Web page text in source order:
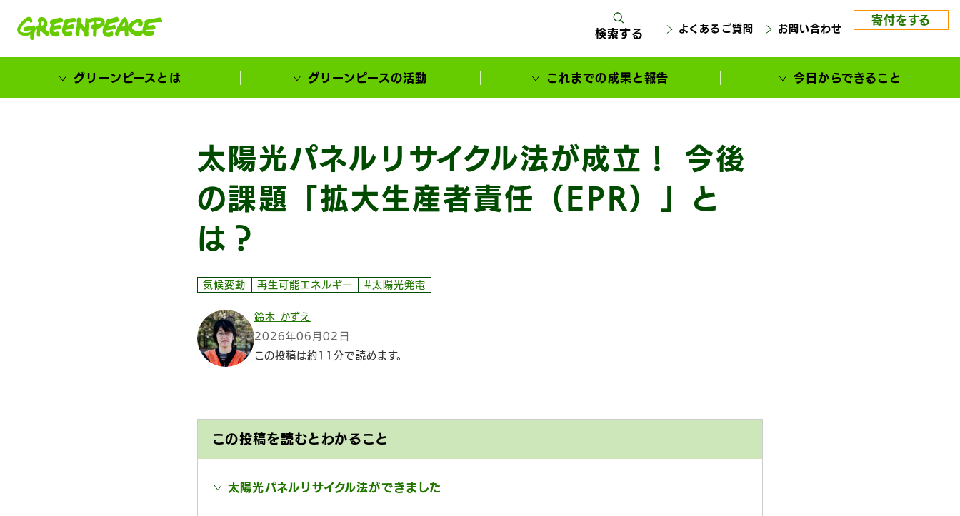
検索する よくあるご質問 お問い合わせ
寄付をする
グリーンピースとは グリーンピースの活動 これまでの成果と報告 今日からできること
太陽光パネルリサイクル法が成立！ 今後
の課題「拡大生産者責任（EPR）」と
は？
気候変動 再生可能エネルギー #太陽光発電
鈴木 かずえ
2026年06月02日
この投稿は約11分で読めます。
この投稿を読むとわかること
太陽光パネルリサイクル法ができました